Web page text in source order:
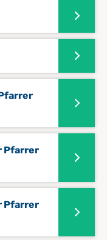
Pfarrer
Pfarrer